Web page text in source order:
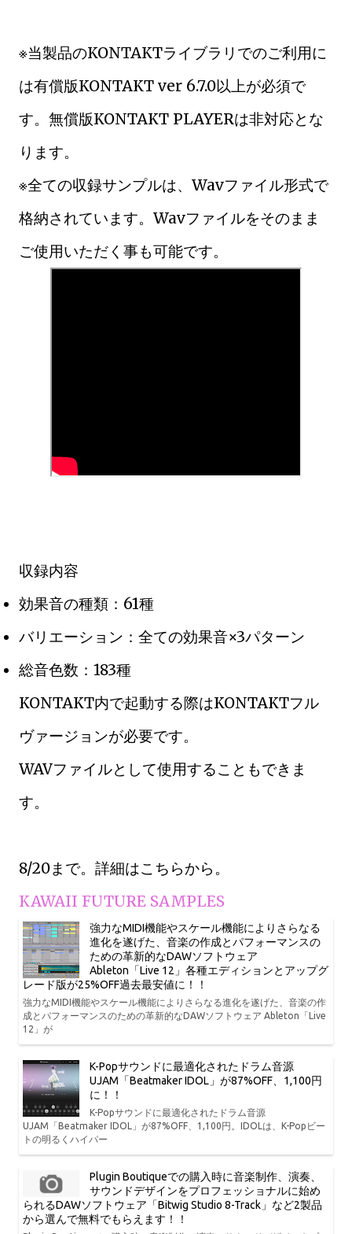
※当製品のKONTAKTライブラリでのご利用に
は有償版KONTAKT ver 6.7.0以上が必須で
す。無償版KONTAKT PLAYERは非対応とな
ります。
※全ての収録サンプルは、Wavファイル形式で
格納されています。Wavファイルをそのまま
ご使用いただく事も可能です。
収録内容
効果音の種類：61種
バリエーション：全ての効果音×3パターン
総音色数：183種
KONTAKT内で起動する際はKONTAKTフル
ヴァージョンが必要です。
WAVファイルとして使用することもできま
す。
8/20まで。詳細はこちらから。
KAWAII FUTURE SAMPLES
強力なMIDI機能やスケール機能によりさらなる
進化を遂げた、音楽の作成とパフォーマンスの
ための革新的なDAWソフトウェア
Ableton「Live 12」各種エディションとアップグ
レード版が25%OFF過去最安値に！！
強力なMIDI機能やスケール機能によりさらなる進化を遂げた、音楽の作
成とパフォーマンスのための革新的なDAWソフトウェア Ableton「Live
12」が
K-Popサウンドに最適化されたドラム音源
UJAM「Beatmaker IDOL」が87%OFF、1,100円
に！！
K-Popサウンドに最適化されたドラム音源
UJAM「Beatmaker IDOL」が87%OFF、1,100円。IDOLは、K-Popビー
トの明るくハイパー
Plugin Boutiqueでの購入時に音楽制作、演奏、
サウンドデザインをプロフェッショナルに始め
られるDAWソフトウェア「Bitwig Studio 8-Track」など2製品
から選んで無料でもらえます！！